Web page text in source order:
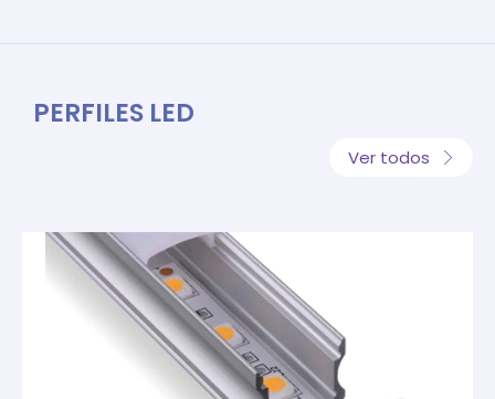
PERFILES LED
Ver todos